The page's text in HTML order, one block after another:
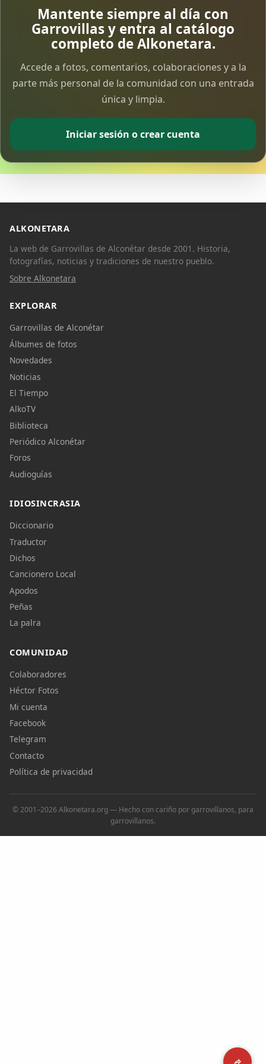
Mantente siempre al día con
Garrovillas y entra al catálogo
completo de Alkonetara.
Accede a fotos, comentarios, colaboraciones y a la
parte más personal de la comunidad con una entrada
única y limpia.
Iniciar sesión o crear cuenta
ALKONETARA
La web de Garrovillas de Alconétar desde 2001. Historia,
fotografías, noticias y tradiciones de nuestro pueblo.
Sobre Alkonetara
EXPLORAR
Garrovillas de Alconétar
Álbumes de fotos
Novedades
Noticias
El Tiempo
AlkoTV
Biblioteca
Periódico Alconétar
Foros
Audioguías
IDIOSINCRASIA
Diccionario
Traductor
Dichos
Cancionero Local
Apodos
Peñas
La palra
COMUNIDAD
Colaboradores
Héctor Fotos
Mi cuenta
Facebook
Telegram
Contacto
Política de privacidad
© 2001–2026 Alkonetara.org — Hecho con cariño por garrovillanos, para
garrovillanos.